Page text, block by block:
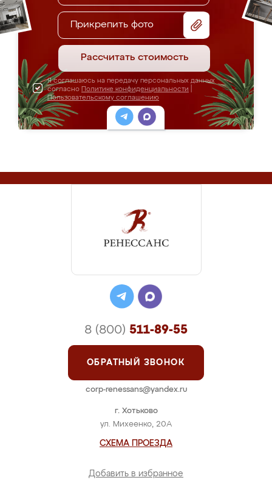
Прикрепить фото
Рассчитать стоимость
Я соглашаюсь на передачу персональных данных
согласно Политике конфиденциальности
Пользовательскому соглашению
г. Хотьково
ул. Михеенко, 20А
СХЕМА ПРОЕЗДА
Добавить в избранное
8 (800) 511-89-55
ОБРАТНЫЙ ЗВОНОК
corp-renessans@yandex.ru